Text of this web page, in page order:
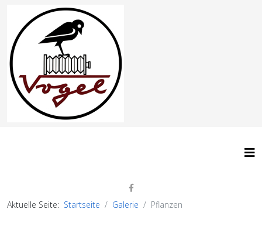
Aktuelle Seite: Startseite Galerie Pflanzen